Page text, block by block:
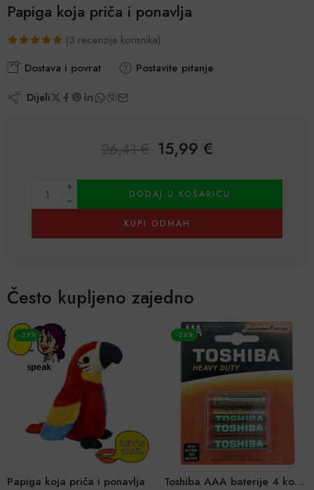
Papiga koja priča i ponavlja
Korisničke
ocjene:
5.00
ukupno 5 (
(3 recenzije korisnika)
Dostava i povrat Postavite pitanje
Dijeli
15,99 €
DODAJ U KOŠARICU
KUPI ODMAH
Alternative:
Često kupljeno zajedno
-39%
Papiga koja priča i ponavlja
-26%
Toshiba AAA baterije 4 komada